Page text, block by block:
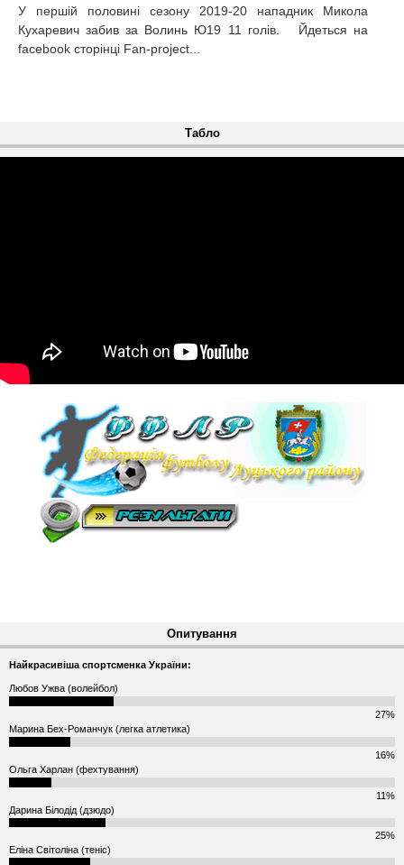
У першій половині сезону 2019-20 нападник Микола
Кухаревич забив за Волинь Ю19 11 голів. Йдеться на
facebook сторінці Fan-project...
Табло
Опитування
Найкрасивіша спортсменка України:
Любов Ужва (волейбол)
27%
Марина Бех-Романчук (легка атлетика)
16%
Ольга Харлан (фехтування)
11%
Дарина Білодід (дзюдо)
25%
Еліна Світоліна (теніс)